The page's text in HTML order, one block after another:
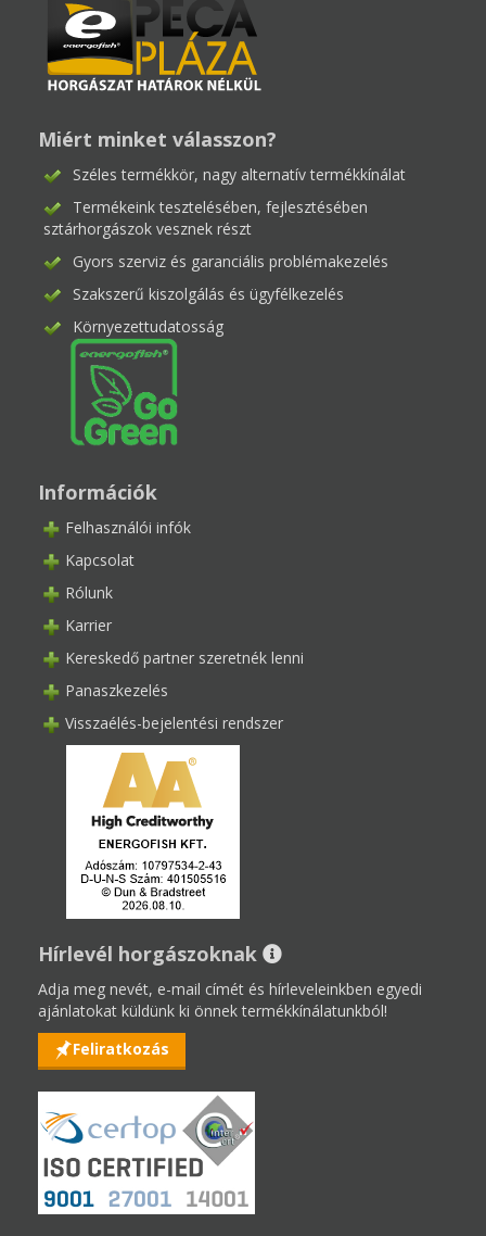
Miért minket válasszon?
Széles termékkör, nagy alternatív termékkínálat
Termékeink tesztelésében, fejlesztésében
sztárhorgászok vesznek részt
Gyors szerviz és garanciális problémakezelés
Szakszerű kiszolgálás és ügyfélkezelés
Környezettudatosság
Információk
Felhasználói infók
Kapcsolat
Rólunk
Karrier
Kereskedő partner szeretnék lenni
Panaszkezelés
Visszaélés-bejelentési rendszer
Hírlevél horgászoknak
Adja meg nevét, e-mail címét és hírleveleinkben egyedi
ajánlatokat küldünk ki önnek termékkínálatunkból!
Feliratkozás